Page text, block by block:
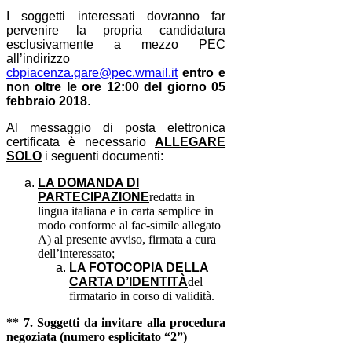
I soggetti interessati dovranno far
pervenire la propria candidatura
esclusivamente a mezzo PEC
all’indirizzo
cbpiacenza.gare@pec.wmail.it entro e
non oltre le ore 12:00 del giorno 05
febbraio 2018.
Al messaggio di posta elettronica
certificata è necessarioALLEGARE
SOLO i seguenti documenti:
LA DOMANDA DI
PARTECIPAZIONEredatta in
lingua italiana e in carta semplice in
modo conforme al fac-simile allegato
A) al presente avviso, firmata a cura
dell’interessato;
LA FOTOCOPIA DELLA
CARTA D’IDENTITÀdel
firmatario in corso di validità.
** 7. Soggetti da invitare alla procedura
negoziata (numero esplicitato “2”)